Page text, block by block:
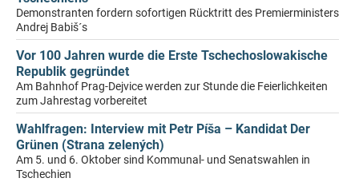
Demonstranten fordern sofortigen Rücktritt des Premierministers
Andrej Babiš´s
Vor 100 Jahren wurde die Erste Tschechoslowakische
Republik gegründet
Am Bahnhof Prag-Dejvice werden zur Stunde die Feierlichkeiten
zum Jahrestag vorbereitet
Wahlfragen: Interview mit Petr Píša – Kandidat Der
Grünen (Strana zelených)
Am 5. und 6. Oktober sind Kommunal- und Senatswahlen in
Tschechien